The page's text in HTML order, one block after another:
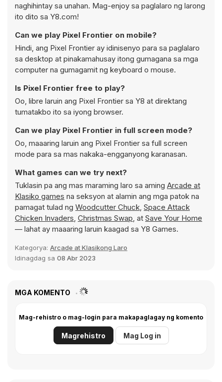
naghihintay sa unahan. Mag-enjoy sa paglalaro ng larong
ito dito sa Y8.com!
Can we play Pixel Frontier on mobile?
Hindi, ang Pixel Frontier ay idinisenyo para sa paglalaro
sa desktop at pinakamahusay itong gumagana sa mga
computer na gumagamit ng keyboard o mouse.
Is Pixel Frontier free to play?
Oo, libre laruin ang Pixel Frontier sa Y8 at direktang
tumatakbo ito sa iyong browser.
Can we play Pixel Frontier in full screen mode?
Oo, maaaring laruin ang Pixel Frontier sa full screen
mode para sa mas nakaka-engganyong karanasan.
What games can we try next?
Tuklasin pa ang mas maraming laro sa aming Arcade at
Klasiko games na seksyon at alamin ang mga patok na
pamagat tulad ng Woodcutter Chuck, Space Attack
Chicken Invaders, Christmas Swap, at Save Your Home
— lahat ay maaaring laruin kaagad sa Y8 Games.
Kategorya: Arcade at Klasikong Laro
Idinagdag sa 08 Abr 2023
MGA KOMENTO
Mag-rehistro o mag-login para makapaglagay ng komento
Magrehistro Mag Log in